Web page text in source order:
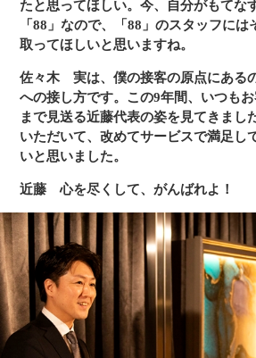
たと思ってほしい。今、自分がもてな
「88」なので、「88」のスタッフに
取ってほしいと思いますね。
佐々木実は、僕の接客の原点にある
への接し方です。この9年間、いつも
まで見送る近藤代表の姿を見てきまし
いただいて、改めてサービスで満足し
いと思いました。
近藤 心を尽くして、がんばれよ！